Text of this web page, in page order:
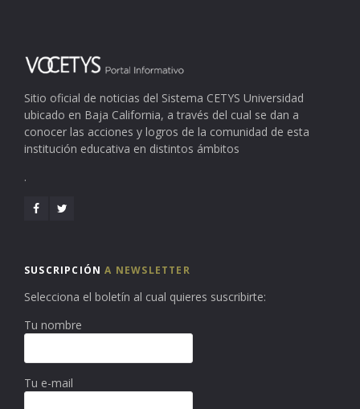
Sitio oficial de noticias del Sistema CETYS Universidad
ubicado en Baja California, a través del cual se dan a
conocer las acciones y logros de la comunidad de esta
institución educativa en distintos ámbitos
.
SUSCRIPCIÓNA NEWSLETTER
Selecciona el boletín al cual quieres suscribirte:
Tu nombre
Tu e-mail